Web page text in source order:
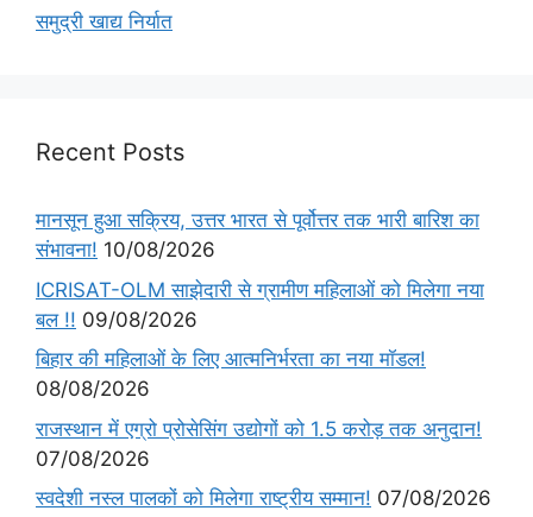
समुद्री खाद्य निर्यात
Recent Posts
मानसून हुआ सक्रिय, उत्तर भारत से पूर्वोत्तर तक भारी बारिश का
संभावना! 10/08/2026
ICRISAT-OLM साझेदारी से ग्रामीण महिलाओं को मिलेगा नया
बल !! 09/08/2026
बिहार की महिलाओं के लिए आत्मनिर्भरता का नया मॉडल!
08/08/2026
राजस्थान में एग्रो प्रोसेसिंग उद्योगों को 1.5 करोड़ तक अनुदान!
07/08/2026
स्वदेशी नस्ल पालकों को मिलेगा राष्ट्रीय सम्मान! 07/08/2026